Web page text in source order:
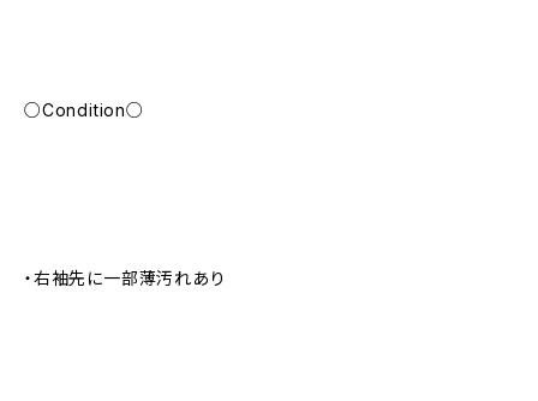
○Condition○
・右袖先に一部薄汚れあり